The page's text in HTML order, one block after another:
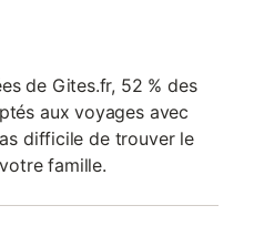
de Gites.fr, 52 % des
aux voyages avec
difficile de trouver le
famille.